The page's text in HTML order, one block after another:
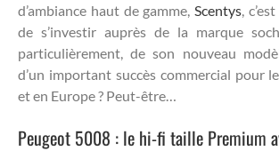
d’ambiance haut de gamme,Scentys,
de s’investir auprès de la marque
particulièrement, de son nouveau
d’un important succès commercial pour
et en Europe ? Peut-être…
Peugeot 5008 : le hi-fi taille Premium